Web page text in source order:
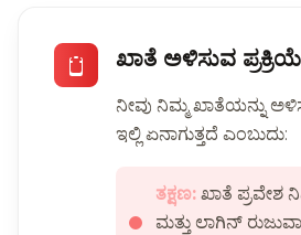
ಖಾತೆ ಅಳಿಸುವ ಪ್ರಕ್ರಿಯೆ
ನೀವು ನಿಮ್ಮ ಖಾತೆಯನ್ನು
ಇಲ್ಲಿ ಏನಾಗುತ್ತದೆ ಎಂಬುದು:
ತಕ್ಷಣ: ಖಾತೆ ಪ್ರವೇಶ
ಮತ್ತು ಲಾಗಿನ್